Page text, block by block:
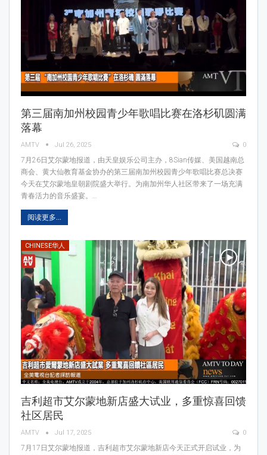
第三届南加州校园青少年歌唱比赛在洛杉矶圆满
落幕
AMTV Jul 26, 2025 0
7月26日艾尔蒙地报道，由天皇娱乐公司主办，8Sian传媒、美国越南总
商会、黄大仙教育基金协办的第三届南加州校园青少年歌唱比赛总决赛
今天在艾尔蒙地皇朝剧院盛大举行。为南加州华人社区带来了一场充满
青春活力的音乐盛宴。…
阅读更多...
CHINESE华人
吉利超市艾尔蒙地新店盛大试业，多重惊喜回馈
社区居民
AMTV Jul 17, 2025 0
7月17日艾尔蒙地报道，吉利超市艾尔蒙地新店今天正式开启试业，为